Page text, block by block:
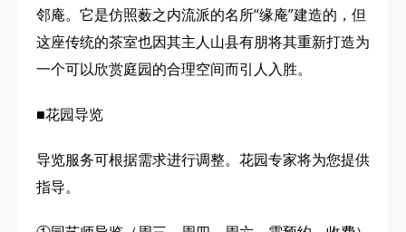
邻庵。它是仿照薮之内流派的名所“缘庵”建造的，但
这座传统的茶室也因其主人山县有朋将其重新打造为
一个可以欣赏庭园的合理空间而引人入胜。
■花园导览
导览服务可根据需求进行调整。花园专家将为您提供
指导。